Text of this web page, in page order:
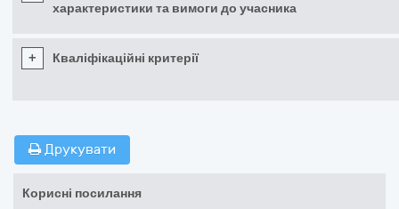
характеристики та вимоги до учасника
+ Кваліфікаційні критерії
Друкувати
Корисні посилання